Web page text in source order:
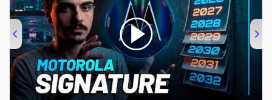
00:00/20:46